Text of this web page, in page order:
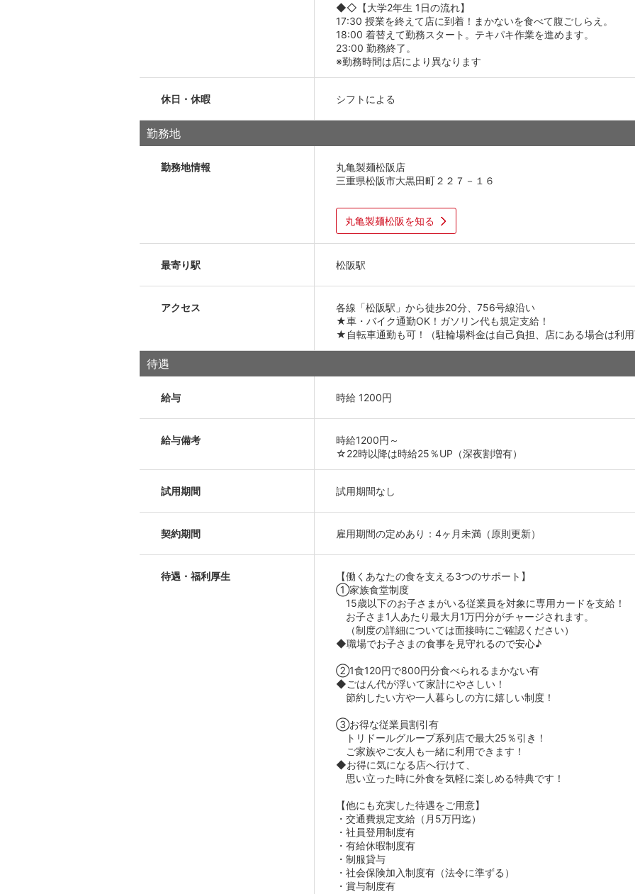
◆◇【大学2年生 1日の流れ】
17:30 授業を終えて店に到着！まかないを食べて腹ごしらえ。
18:00 着替えて勤務スタート。テキパキ作業を進めます。
23:00 勤務終了。
※勤務時間は店により異なります
休日・休暇 シフトによる
勤務地
勤務地情報
丸亀製麺松阪店
三重県松阪市大黒田町２２７－１６
丸亀製麺松阪を知る
最寄り駅 松阪駅
アクセス
各線「松阪駅」から徒歩20分、756号線沿い
★車・バイク通勤OK！ガソリン代も規定支給！
★自転車通勤も可！（駐輪場料金は自己負担、店にある場合は利
待遇
給与 時給 1200円
給与備考
時給1200円～
☆22時以降は時給25％UP（深夜割増有）
試用期間 試用期間なし
契約期間 雇用期間の定めあり：4ヶ月未満（原則更新）
待遇・福利厚生
【働くあなたの食を支える3つのサポート】
①家族食堂制度
15歳以下のお子さまがいる従業員を対象に専用カードを支給！
お子さま1人あたり最大月1万円分がチャージされます。
（制度の詳細については面接時にご確認ください）
◆職場でお子さまの食事を見守れるので安心♪
②1食120円で800円分食べられるまかない有
◆ごはん代が浮いて家計にやさしい！
節約したい方や一人暮らしの方に嬉しい制度！
③お得な従業員割引有
トリドールグループ系列店で最大25％引き！
ご家族やご友人も一緒に利用できます！
◆お得に気になる店へ行けて、
思い立った時に外食を気軽に楽しめる特典です！
【他にも充実した待遇をご用意】
・交通費規定支給（月5万円迄）
・社員登用制度有
・有給休暇制度有
・制服貸与
・社会保険加入制度有（法令に準ずる）
・賞与制度有